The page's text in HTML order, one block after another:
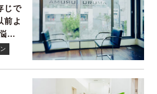
じで
前よ
む